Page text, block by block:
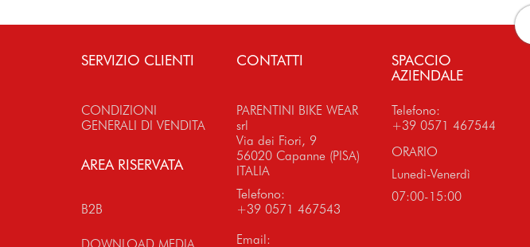
SERVIZIO CLIENTI
CONDIZIONI
GENERALI DI VENDITA
AREA RISERVATA
B2B
CONTATTI
PARENTINI BIKE WEAR
srl
Via dei Fiori, 9
56020 Capanne (PISA)
ITALIA
Telefono:
+39 0571 467543
Email:
SPACCIO
AZIENDALE
Telefono:
+39 0571 467544
ORARIO
Lunedì-Venerdì
07:00-15:00